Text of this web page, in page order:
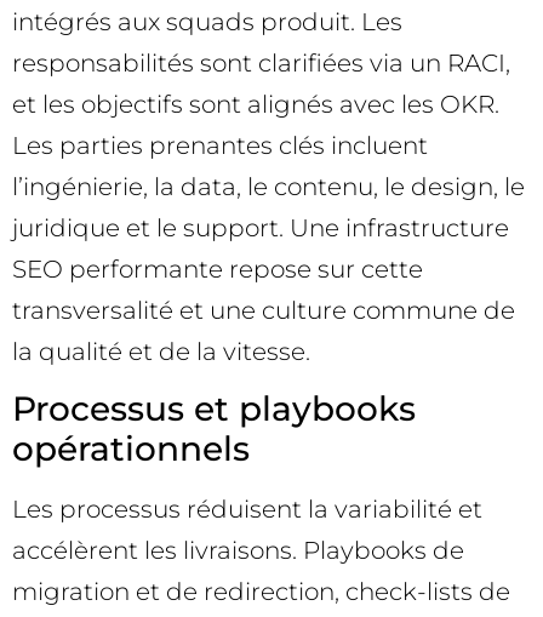
intégrés aux squads produit. Les
responsabilités sont clarifiées via un RACI,
et les objectifs sont alignés avec les OKR.
Les parties prenantes clés incluent
l’ingénierie, la data, le contenu, le design, le
juridique et le support. Une infrastructure
SEO performante repose sur cette
transversalité et une culture commune de
la qualité et de la vitesse.
Processus et playbooks
opérationnels
Les processus réduisent la variabilité et
accélèrent les livraisons. Playbooks de
migration et de redirection, check-lists de